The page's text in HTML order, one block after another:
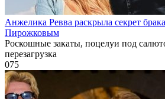
Анжелика Ревва раскрыла секрет
Пирожковым
Роскошные закаты, поцелуи под
перезагрузка
075